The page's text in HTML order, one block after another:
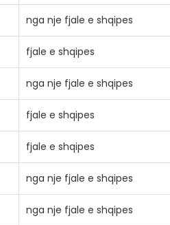
nga nje fjale e shqipes
fjale e shqipes
nga nje fjale e shqipes
fjale e shqipes
fjale e shqipes
nga nje fjale e shqipes
nga nje fjale e shqipes